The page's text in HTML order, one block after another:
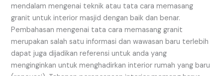
mendalam mengenai teknik atau tata cara memasang
granit untuk interior masjid dengan baik dan benar.
Pembahasan mengenai tata cara memasang granit
merupakan salah satu informasi dan wawasan baru terlebih
dapat juga dijadikan referensi untuk anda yang
menginginkan untuk menghadirkan interior rumah yang baru